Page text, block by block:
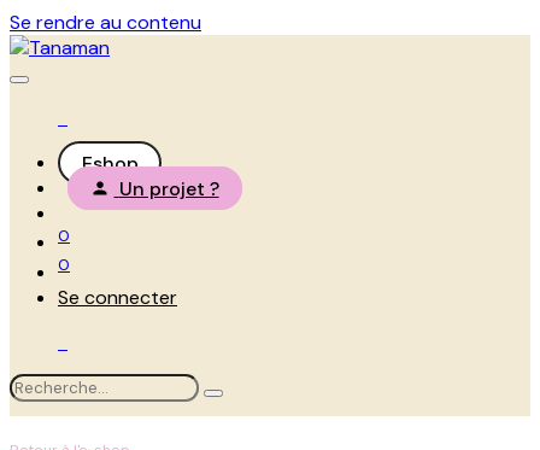
Se rendre au contenu
Eshop
Un projet ?
0
0
Se connecter